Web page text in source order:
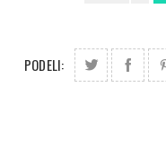
PODELI: